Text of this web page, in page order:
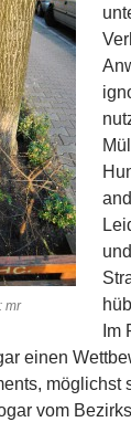
mr
Im
einen
möglichst
vom